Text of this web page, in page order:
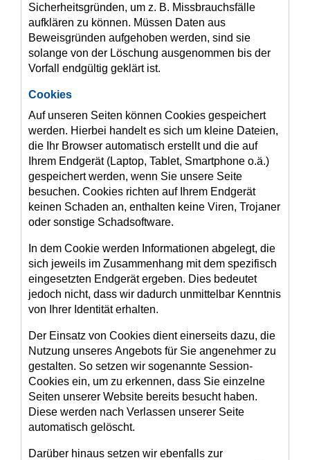
Sicherheitsgründen, um z. B. Missbrauchsfälle
aufklären zu können. Müssen Daten aus
Beweisgründen aufgehoben werden, sind sie
solange von der Löschung ausgenommen bis der
Vorfall endgültig geklärt ist.
Cookies
Auf unseren Seiten können Cookies gespeichert
werden. Hierbei handelt es sich um kleine Dateien,
die Ihr Browser automatisch erstellt und die auf
Ihrem Endgerät (Laptop, Tablet, Smartphone o.ä.)
gespeichert werden, wenn Sie unsere Seite
besuchen. Cookies richten auf Ihrem Endgerät
keinen Schaden an, enthalten keine Viren, Trojaner
oder sonstige Schadsoftware.
In dem Cookie werden Informationen abgelegt, die
sich jeweils im Zusammenhang mit dem spezifisch
eingesetzten Endgerät ergeben. Dies bedeutet
jedoch nicht, dass wir dadurch unmittelbar Kenntnis
von Ihrer Identität erhalten.
Der Einsatz von Cookies dient einerseits dazu, die
Nutzung unseres Angebots für Sie angenehmer zu
gestalten. So setzen wir sogenannte Session-
Cookies ein, um zu erkennen, dass Sie einzelne
Seiten unserer Website bereits besucht haben.
Diese werden nach Verlassen unserer Seite
automatisch gelöscht.
Darüber hinaus setzen wir ebenfalls zur